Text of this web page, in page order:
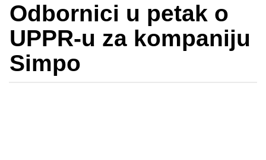
Odbornici u petak o
UPPR-u za kompaniju
Simpo